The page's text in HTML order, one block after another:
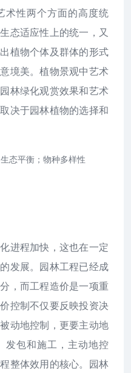
术性两个方面的高度统
态适应性上的统一，又
植物个体及群体的形式
境美。植物景观中艺术
林绿化观赏效果和艺术
决于园林植物的选择和
态平衡；物种多样性
进程加快，这也在一定
发展。园林工程已经成
，而工程造价是一项重
控制不仅要反映投资决
动地控制，更要主动地
发包和施工，主动地控
整体效用的核心。园林